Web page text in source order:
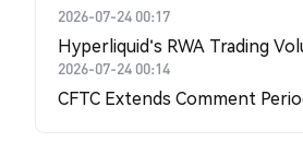
2026-07-24 00:17
Hyperliquid's RWA Trading
2026-07-24 00:14
CFTC Extends Comment